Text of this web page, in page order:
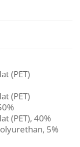
(PET)
(PET)
(PET), 40%
5%